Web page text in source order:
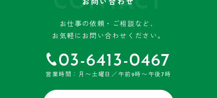
お問い合わせ
お仕事の依頼・ご相談など、
お気軽にお問い合わせください。
03-6413-0467
営業時間：月〜土曜日／午前9時〜午後7時